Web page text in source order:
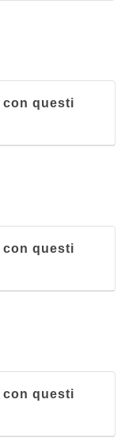
questi
questi
questi